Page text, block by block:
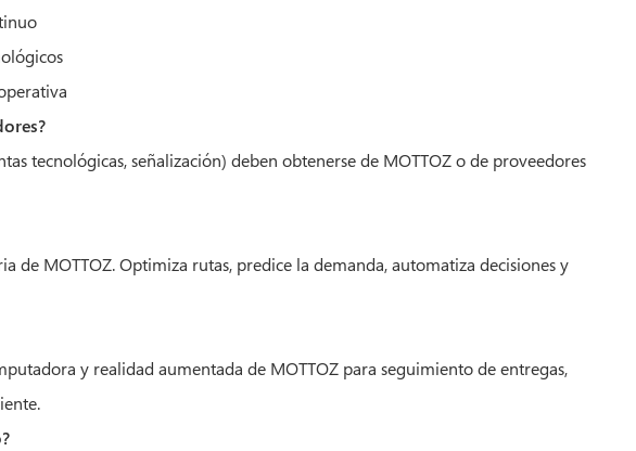
tecnológicas, señalización) deben obtenerse de MOTTOZ o de proveedores
de MOTTOZ. Optimiza rutas, predice la demanda, automatiza decisiones y
y realidad aumentada de MOTTOZ para seguimiento de entregas,